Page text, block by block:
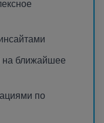
ближайшее
по